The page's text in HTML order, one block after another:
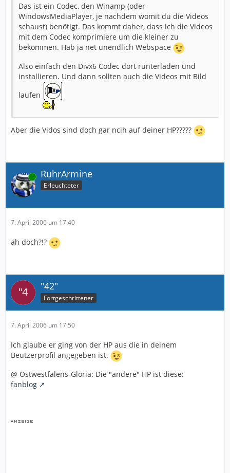
Das ist ein Codec, den Winamp (oder
WindowsMediaPlayer, je nachdem womit du die Videos
schaust) benötigt. Das kommt daher, dass ich die Videos
mit dem Codec komprimiere um die kleiner zu
bekommen. Hab ja net unendlich Webspace
Also einfach den Divx6 Codec dort runterladen und
installieren. Und dann sollten auch die Videos mit Bild
laufen
Aber die Vidos sind doch gar ncih auf deiner HP?????
Online RuhrArmine
Erleuchteter
7. April 2006 um 17:40
äh doch?!?
"42"
Fortgeschrittener
7. April 2006 um 17:50
Ich glaube er ging von der HP aus die in deinem
Beutzerprofil angegeben ist.
@ Ostwestfalens-Gloria: Die "andere" HP ist diese:
fanblog